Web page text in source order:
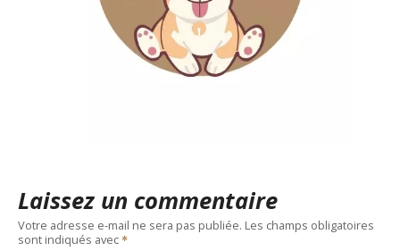
Laissez un commentaire
Votre adresse e-mail ne sera pas publiée. Les champs obligatoires
sont indiqués avec